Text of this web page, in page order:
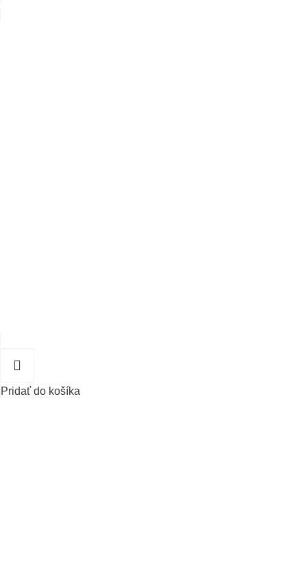
Pridať do košíka